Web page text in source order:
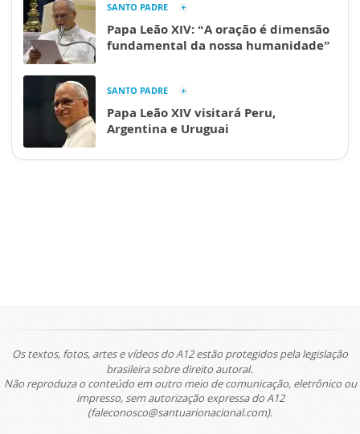
SANTO PADRE
Papa Leão XIV: “A oração é dimensão
fundamental da nossa humanidade”
SANTO PADRE
Papa Leão XIV visitará Peru,
Argentina e Uruguai
Os textos, fotos, artes e vídeos do A12 estão protegidos pela legislação
brasileira sobre direito autoral.
Não reproduza o conteúdo em outro meio de comunicação, eletrônico ou
impresso, sem autorização expressa do A12
(faleconosco@santuarionacional.com).